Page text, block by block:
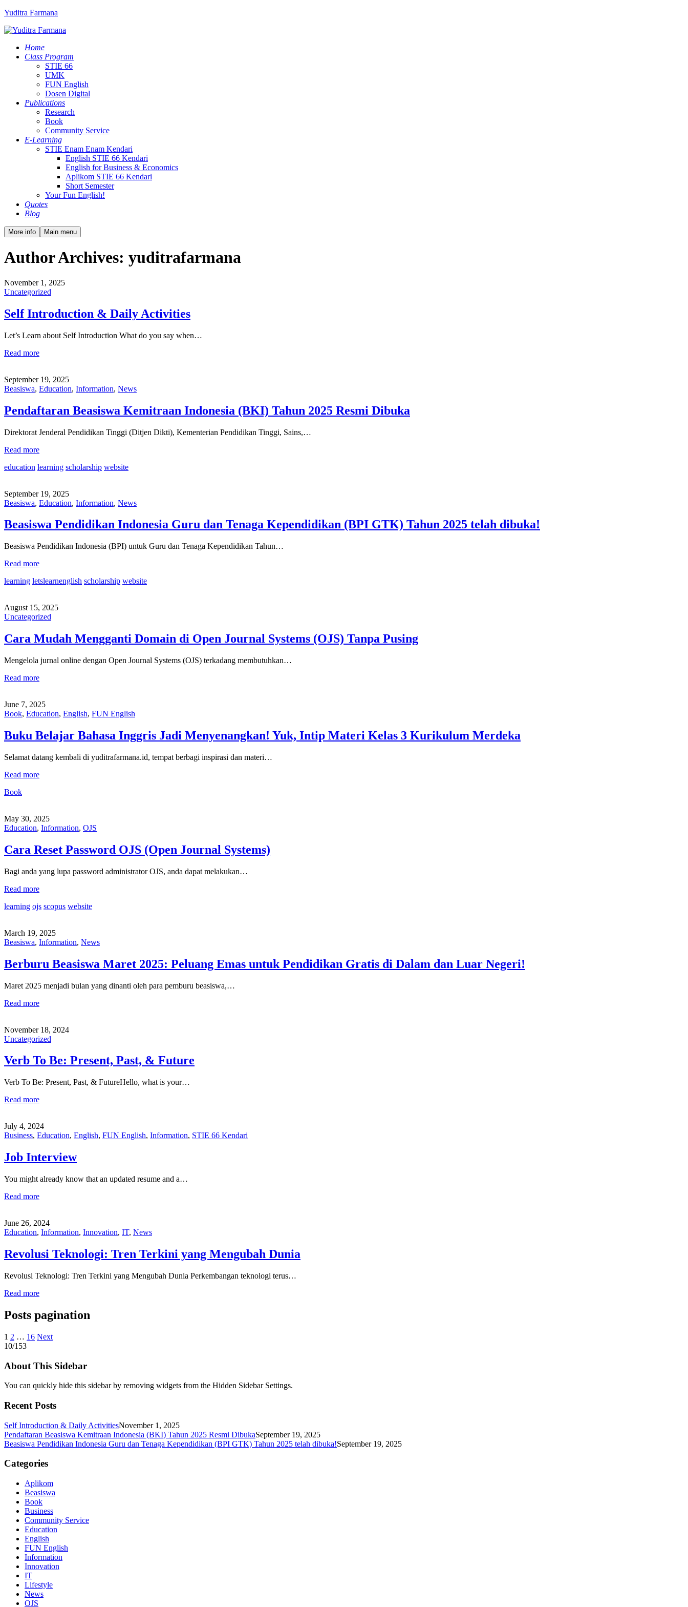
Yuditra Farmana
Home
Class Program
STIE 66
UMK
FUN English
Dosen Digital
Publications
Research
Book
Community Service
E-Learning
STIE Enam Enam Kendari
English STIE 66 Kendari
English for Business & Economics
Aplikom STIE 66 Kendari
Short Semester
Your Fun English!
Quotes
Blog
More info Main menu
Author Archives: yuditrafarmana
November 1, 2025
Uncategorized
Self Introduction & Daily Activities
Let’s Learn about Self Introduction What do you say when…
Read more
September 19, 2025
Beasiswa, Education, Information, News
Pendaftaran Beasiswa Kemitraan Indonesia (BKI) Tahun 2025 Resmi Dibuka
Direktorat Jenderal Pendidikan Tinggi (Ditjen Dikti), Kementerian Pendidikan Tinggi, Sains,…
Read more
education learning scholarship website
September 19, 2025
Beasiswa, Education, Information, News
Beasiswa Pendidikan Indonesia Guru dan Tenaga Kependidikan (BPI GTK) Tahun 2025 telah dibuka!
Beasiswa Pendidikan Indonesia (BPI) untuk Guru dan Tenaga Kependidikan Tahun…
Read more
learning letslearnenglish scholarship website
August 15, 2025
Uncategorized
Cara Mudah Mengganti Domain di Open Journal Systems (OJS) Tanpa Pusing
Mengelola jurnal online dengan Open Journal Systems (OJS) terkadang membutuhkan…
Read more
June 7, 2025
Book, Education, English, FUN English
Buku Belajar Bahasa Inggris Jadi Menyenangkan! Yuk, Intip Materi Kelas 3 Kurikulum Merdeka
Selamat datang kembali di yuditrafarmana.id, tempat berbagi inspirasi dan materi…
Read more
Book
May 30, 2025
Education, Information, OJS
Cara Reset Password OJS (Open Journal Systems)
Bagi anda yang lupa password administrator OJS, anda dapat melakukan…
Read more
learning ojs scopus website
March 19, 2025
Beasiswa, Information, News
Berburu Beasiswa Maret 2025: Peluang Emas untuk Pendidikan Gratis di Dalam dan Luar Negeri!
Maret 2025 menjadi bulan yang dinanti oleh para pemburu beasiswa,…
Read more
November 18, 2024
Uncategorized
Verb To Be: Present, Past, & Future
Verb To Be: Present, Past, & FutureHello, what is your…
Read more
July 4, 2024
Business, Education, English, FUN English, Information, STIE 66 Kendari
Job Interview
You might already know that an updated resume and a…
Read more
June 26, 2024
Education, Information, Innovation, IT, News
Revolusi Teknologi: Tren Terkini yang Mengubah Dunia
Revolusi Teknologi: Tren Terkini yang Mengubah Dunia Perkembangan teknologi terus…
Read more
Posts pagination
1 2 … 16 Next
10/153
About This Sidebar
You can quickly hide this sidebar by removing widgets from the Hidden Sidebar Settings.
Recent Posts
Self Introduction & Daily ActivitiesNovember 1, 2025
Pendaftaran Beasiswa Kemitraan Indonesia (BKI) Tahun 2025 Resmi DibukaSeptember 19, 2025
Beasiswa Pendidikan Indonesia Guru dan Tenaga Kependidikan (BPI GTK) Tahun 2025 telah dibuka!September 19, 2025
Categories
Aplikom
Beasiswa
Book
Business
Community Service
Education
English
FUN English
Information
Innovation
IT
Lifestyle
News
OJS